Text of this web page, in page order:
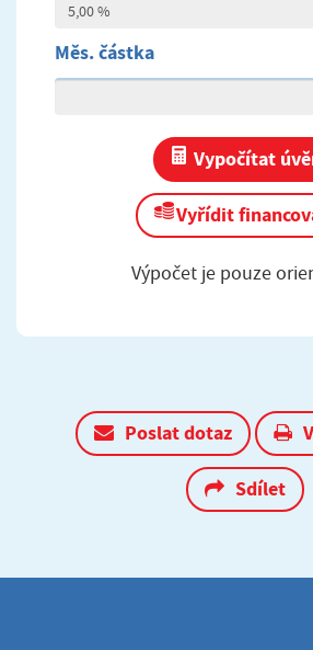
Měs. částka
Vypočítat
Vyřídit
Výpočet je pouze
Poslat dotaz
Sdílet